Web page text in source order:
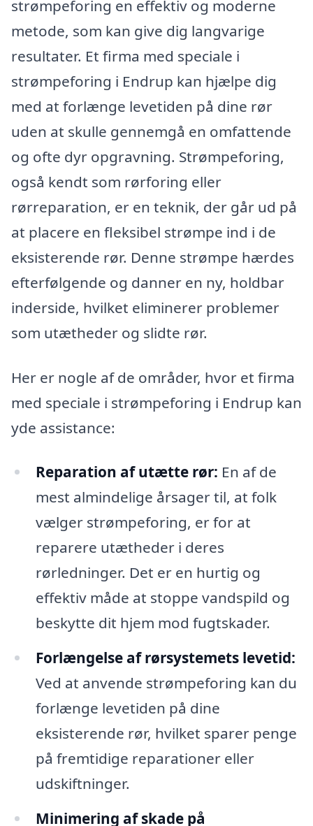
strømpeforing en effektiv og moderne
metode, som kan give dig langvarige
resultater. Et firma med speciale i
strømpeforing i Endrup kan hjælpe dig
med at forlænge levetiden på dine rør
uden at skulle gennemgå en omfattende
og ofte dyr opgravning. Strømpeforing,
også kendt som rørforing eller
rørreparation, er en teknik, der går ud på
at placere en fleksibel strømpe ind i de
eksisterende rør. Denne strømpe hærdes
efterfølgende og danner en ny, holdbar
inderside, hvilket eliminerer problemer
som utætheder og slidte rør.
Her er nogle af de områder, hvor et firma
med speciale i strømpeforing i Endrup kan
yde assistance:
Reparation af utætte rør: En af de
mest almindelige årsager til, at folk
vælger strømpeforing, er for at
reparere utætheder i deres
rørledninger. Det er en hurtig og
effektiv måde at stoppe vandspild og
beskytte dit hjem mod fugtskader.
Forlængelse af rørsystemets levetid:
Ved at anvende strømpeforing kan du
forlænge levetiden på dine
eksisterende rør, hvilket sparer penge
på fremtidige reparationer eller
udskiftninger.
Minimering af skade på